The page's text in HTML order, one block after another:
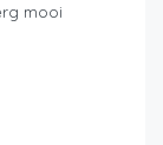
mooi